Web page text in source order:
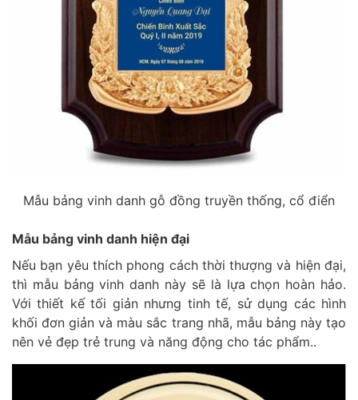
Mẫu bảng vinh danh gỗ đồng truyền thống, cổ điển
Mẫu bảng vinh danh hiện đại
Nếu bạn yêu thích phong cách thời thượng và hiện đại,
thì mẫu bảng vinh danh này sẽ là lựa chọn hoàn hảo.
Với thiết kế tối giản nhưng tinh tế, sử dụng các hình
khối đơn giản và màu sắc trang nhã, mẫu bảng này tạo
nên vẻ đẹp trẻ trung và năng động cho tác phẩm..